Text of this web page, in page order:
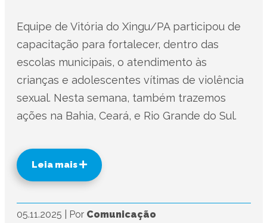
Equipe de Vitória do Xingu/PA participou de
capacitação para fortalecer, dentro das
escolas municipais, o atendimento às
crianças e adolescentes vítimas de violência
sexual. Nesta semana, também trazemos
ações na Bahia, Ceará, e Rio Grande do Sul.
Leia mais
05.11.2025 Por Comunicação